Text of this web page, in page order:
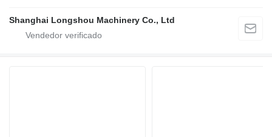
Shanghai Longshou Machinery Co., Ltd